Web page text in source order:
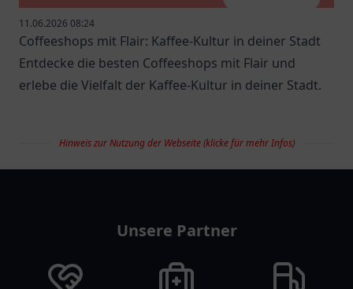
11.06.2026 08:24
Coffeeshops mit Flair: Kaffee-Kultur in deiner Stadt
Entdecke die besten Coffeeshops mit Flair und
erlebe die Vielfalt der Kaffee-Kultur in deiner Stadt.
Hinweis zur Nutzung der Webseite (klicke für mehr Infos)
Unsere Partner